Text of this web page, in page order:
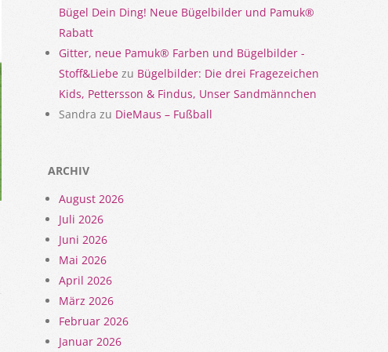
Bügel Dein Ding! Neue Bügelbilder und Pamuk®
Rabatt
Gitter, neue Pamuk® Farben und Bügelbilder -
Stoff&Liebe zu Bügelbilder: Die drei Fragezeichen
Kids, Pettersson & Findus, Unser Sandmännchen
Sandra zu DieMaus – Fußball
ARCHIV
August 2026
Juli 2026
Juni 2026
Mai 2026
April 2026
März 2026
Februar 2026
Januar 2026